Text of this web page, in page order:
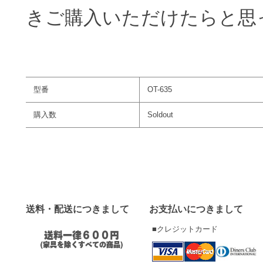
きご購入いただけたらと
型番 OT-635
購入数 Soldout
送料・配送につきまして お支払いにつきまして
■クレジットカード